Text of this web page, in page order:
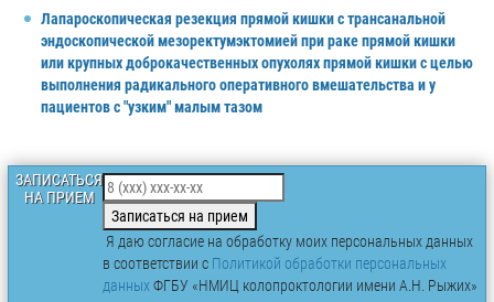
Лапароскопическая резекция прямой кишки с трансанальной
эндоскопической мезоректумэктомией при раке прямой кишки
или крупных доброкачественных опухолях прямой кишки с целью
выполнения радикального оперативного вмешательства и у
пациентов с "узким" малым тазом
ЗАПИСАТЬСЯ
НА ПРИЕМ
Записаться на прием
Я даю согласие на обработку моих персональных данных
в соответствии с Политикой обработки персональных
данных ФГБУ «НМИЦ колопроктологии имени А.Н. Рыжих»